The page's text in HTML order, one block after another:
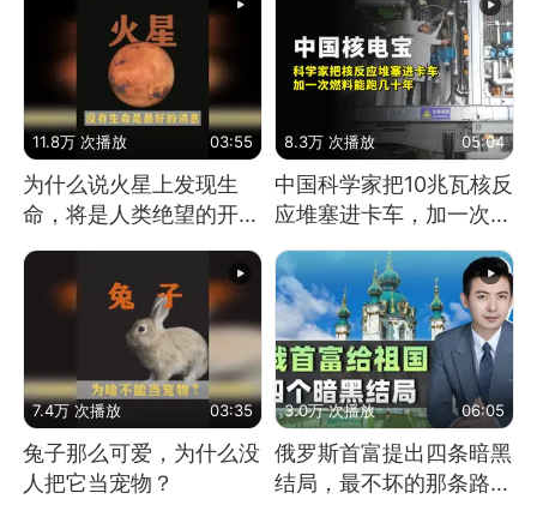
11.8万 次播放 03:55
为什么说火星上发现生
命，将是人类绝望的开
始？
8.3万 次播放 05:04
中国科学家把10兆瓦核反
应堆塞进卡车，加一次燃
料能跑几十年
7.4万 次播放 03:35
兔子那么可爱，为什么没
人把它当宠物？
3.0万 次播放 06:05
俄罗斯首富提出四条暗黑
结局，最不坏的那条路是